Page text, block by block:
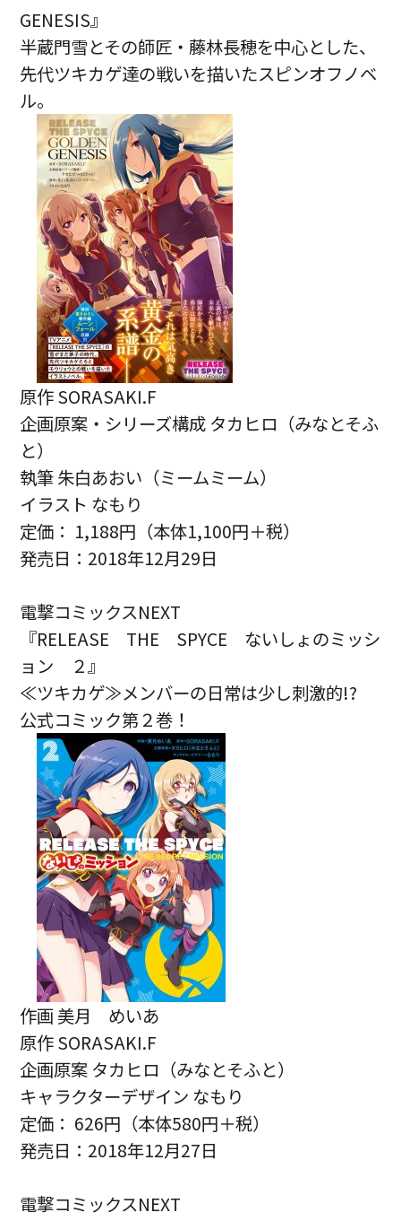
GENESIS』
半蔵門雪とその師匠・藤林長穂を中心とした、
先代ツキカゲ達の戦いを描いたスピンオフノベ
ル。
原作 SORASAKI.F
企画原案・シリーズ構成 タカヒロ（みなとそふ
と）
執筆 朱白あおい（ミームミーム）
イラスト なもり
定価： 1,188円（本体1,100円＋税）
発売日：2018年12月29日
電撃コミックスNEXT
『RELEASE THE SPYCE ないしょのミッシ
ョン ２』
≪ツキカゲ≫メンバーの日常は少し刺激的!?
公式コミック第２巻！
作画 美月 めいあ
原作 SORASAKI.F
企画原案 タカヒロ（みなとそふと）
キャラクターデザイン なもり
定価： 626円（本体580円＋税）
発売日：2018年12月27日
電撃コミックスNEXT